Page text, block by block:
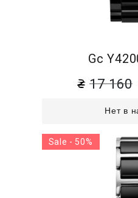
Gc
17 160
Нет в
Sale - 50%